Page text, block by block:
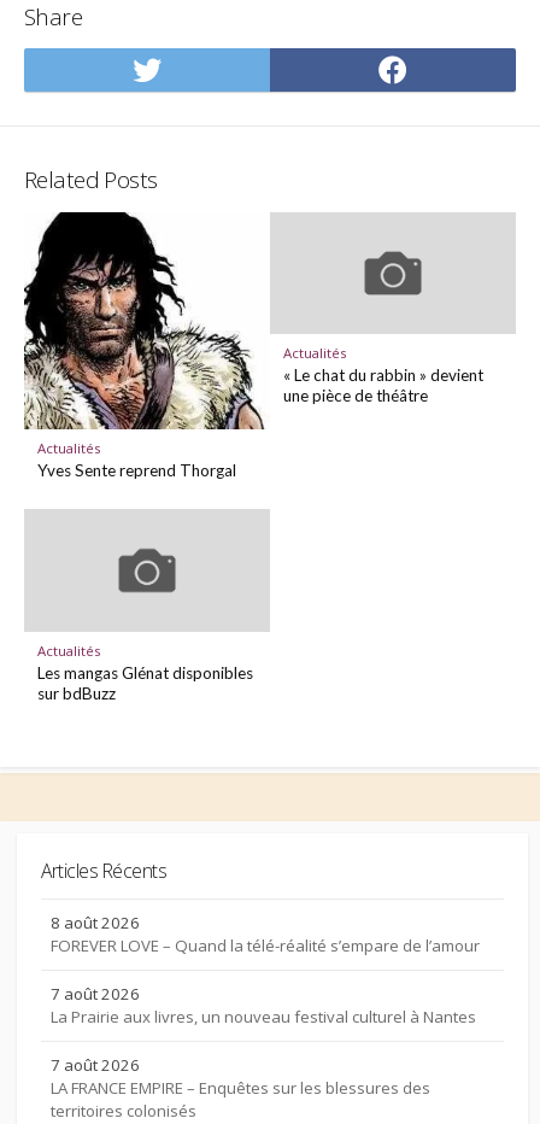
Share
Share
on
on
Related Posts
Actualités
Yves Sente reprend Thorgal
Actualités
« Le chat du rabbin » devient
une pièce de théâtre
Actualités
Les mangas Glénat disponibles
sur bdBuzz
Articles Récents
8 août 2026
FOREVER LOVE – Quand la télé-réalité s’empare de l’amour
7 août 2026
La Prairie aux livres, un nouveau festival culturel à Nantes
7 août 2026
LA FRANCE EMPIRE – Enquêtes sur les blessures des
territoires colonisés